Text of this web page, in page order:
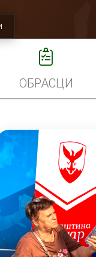
ОБРАСЦИ